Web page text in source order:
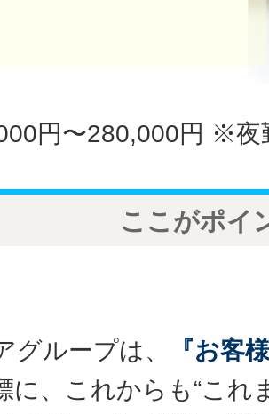
円〜280,000円 ※夜
ここがポイ
グループは、
『お客
に、これからも“これ